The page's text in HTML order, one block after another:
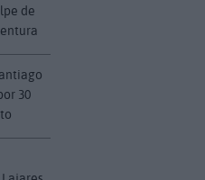
de
30